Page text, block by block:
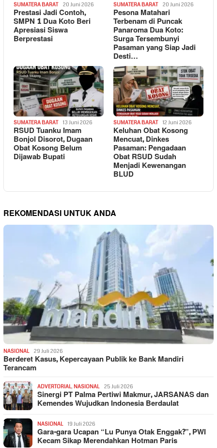
SUMATERA BARAT 20 Juni 2026
Prestasi Jadi Contoh,
SMPN 1 Dua Koto Beri
Apresiasi Siswa
Berprestasi
SUMATERA BARAT 20 Juni 2026
Pesona Matahari
Terbenam di Puncak
Panaroma Dua Koto:
Surga Tersembunyi
Pasaman yang Siap Jadi
Desti…
SUMATERA BARAT 13 Juni 2026
RSUD Tuanku Imam
Bonjol Disorot, Dugaan
Obat Kosong Belum
Dijawab Bupati
SUMATERA BARAT 12 Juni 2026
Keluhan Obat Kosong
Mencuat, Dinkes
Pasaman: Pengadaan
Obat RSUD Sudah
Menjadi Kewenangan
BLUD
REKOMENDASI UNTUK ANDA
NASIONAL 29 Juli 2026
Berderet Kasus, Kepercayaan Publik ke Bank Mandiri
Terancam
ADVERTORIAL, NASIONAL 25 Juli 2026
Sinergi PT Palma Pertiwi Makmur, JARSANAS dan
Kemendes Wujudkan Indonesia Berdaulat
NASIONAL 19 Juli 2026
Gara-gara Ucapan “Lu Punya Otak Enggak?”, PWI
Kecam Sikap Merendahkan Hotman Paris